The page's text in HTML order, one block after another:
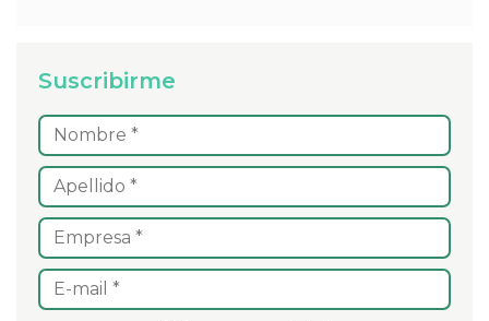
Suscribirme